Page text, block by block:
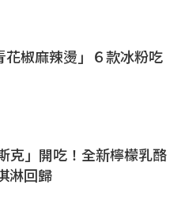
椒麻辣燙」６款冰粉吃
克」開吃！全新檸檬乳酪
淋回歸